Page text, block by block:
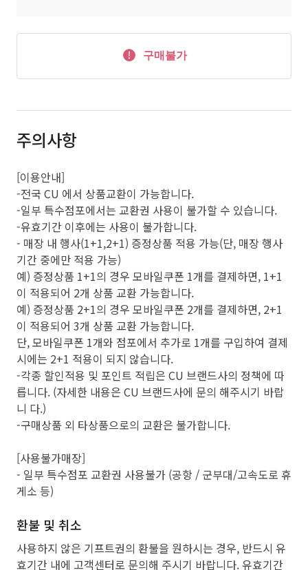
구매불가
주의사항
[이용안내]
-전국 CU 에서 상품교환이 가능합니다.
-일부 특수점포에서는 교환권 사용이 불가할 수 있습니다.
-유효기간 이후에는 사용이 불가합니다.
- 매장 내 행사(1+1,2+1) 증정상품 적용 가능(단, 매장 행사
기간 중에만 적용 가능)
예) 증정상품 1+1의 경우 모바일쿠폰 1개를 결제하면, 1+1
이 적용되어 2개 상품 교환 가능합니다.
예) 증정상품 2+1의 경우 모바일쿠폰 2개를 결제하면, 2+1
이 적용되어 3개 상품 교환 가능합니다.
단, 모바일쿠폰 1개와 점포에서 추가로 1개를 구입하여 결제
시에는 2+1 적용이 되지 않습니다.
-각종 할인적용 및 포인트 적립은 CU 브랜드사의 정책에 따
릅니다. (자세한 내용은 CU 브랜드사에 문의 해주시기 바랍
니 다.)
-구매상품 외 타상품으로의 교환은 불가합니다.
[사용불가매장]
- 일부 특수점포 교환권 사용불가 (공항 / 군부대/고속도로 휴
게소 등)
환불 및 취소
사용하지 않은 기프트권의 환불을 원하시는 경우, 반드시 유
효기간 내에 고객센터로 문의해 주시기 바랍니다. 유효기간